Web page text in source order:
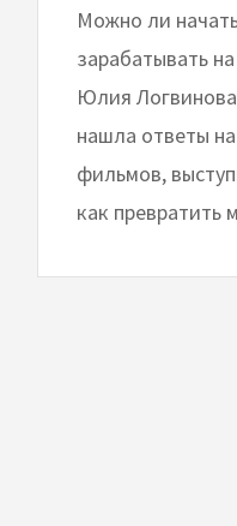
Можно ли
зарабатывать
Юлия
нашла ответы
фильмов,
как превратить